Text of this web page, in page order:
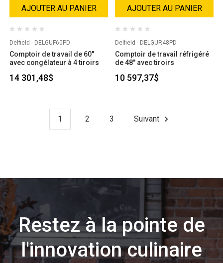
AJOUTER AU PANIER
Delfield - DELGUF60PD
Comptoir de travail de 60"
avec congélateur à 4 tiroirs
14 301,48$
AJOUTER AU PANIER
Delfield - DELGUR48PD
Comptoir de travail réfrigéré
de 48" avec tiroirs
10 597,37$
1 2 3 Suivant
Restez à la pointe de
l'innovation culinaire